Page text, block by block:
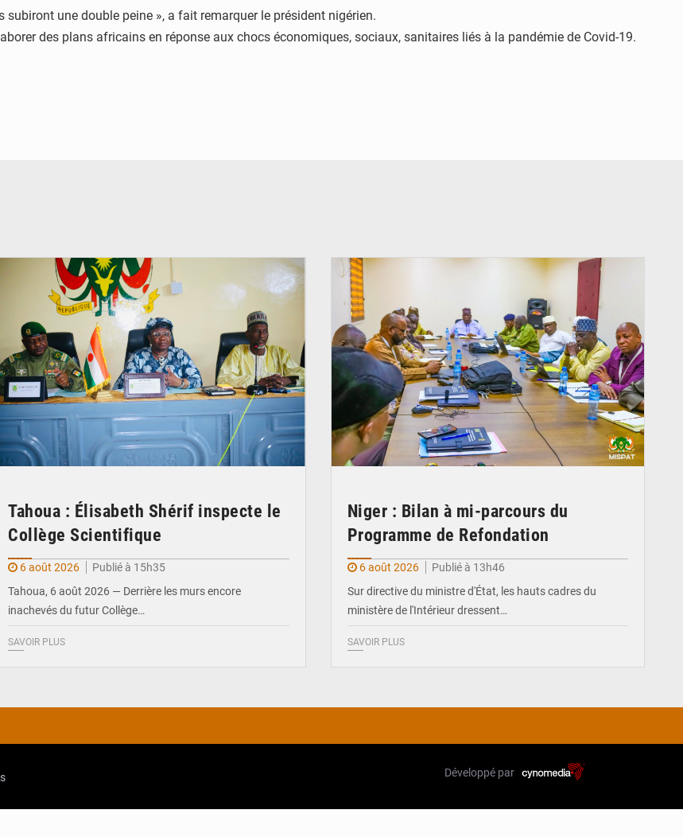
une double peine », a fait remarquer le président nigérien.
des plans africains en réponse aux chocs économiques, sociaux, sanitaires liés à la pandémie de Covid-19.
Tahoua : Élisabeth Shérif inspecte le
Collège Scientifique
6 août 2026
Publié à 15h35
Tahoua, 6 août 2026 — Derrière les murs encore
inachevés du futur Collège…
SAVOIR PLUS
Niger : Bilan à mi-parcours du
Programme de Refondation
6 août 2026
Publié à 13h46
Sur directive du ministre d'État, les hauts cadres du
ministère de l'Intérieur dressent…
SAVOIR PLUS
Développé par